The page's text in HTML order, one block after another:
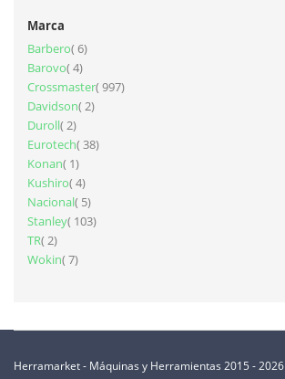
Marca
Barbero 6artículos
Barovo 4artículos
Crossmaster 997artículos
Davidson 2artículos
Duroll 2artículos
Eurotech 38artículos
Konan 1artículo
Kushiro 4artículos
Nacional 5artículos
Stanley 103artículos
TR 2artículos
Wokin 7artículos
Herramarket - Máquinas y Herramientas 2015 - 2026